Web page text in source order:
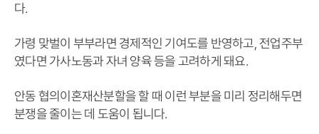
다.
가령 맞벌이 부부라면 경제적인 기여도를 반영하고, 전업주부
였다면 가사노동과 자녀 양육 등을 고려하게 돼요.
안동 협의이혼재산분할을 할 때 이런 부분을 미리 정리해두면
분쟁을 줄이는 데 도움이 됩니다.